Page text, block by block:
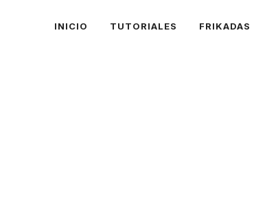
INICIO TUTORIALES FRIKADAS